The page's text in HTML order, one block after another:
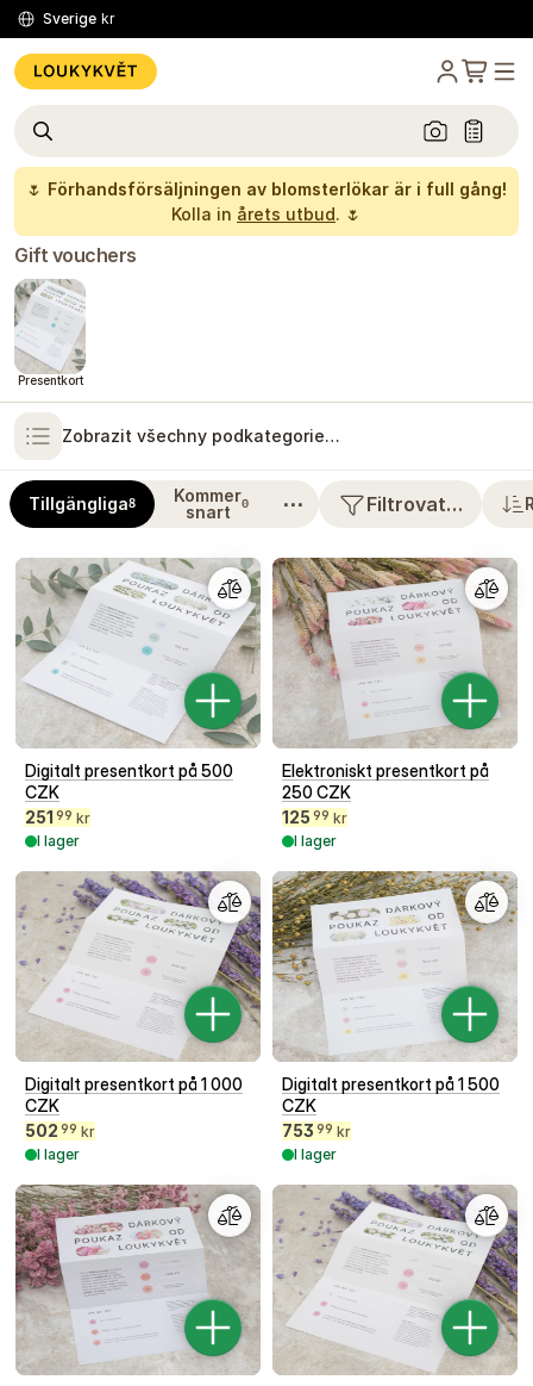
Sverige kr
🌷 Förhandsförsäljningen av blomsterlökar är i full gång!
Kolla in årets utbud. 🌷
Gift vouchers
Presentkort
Zobrazit všechny podkategorie…
Tillgängliga8
Kommer
snart
0 ⋯ Filtrovat…
Digitalt presentkort på 500
CZK
251 99 kr
I lager
Elektroniskt presentkort på
250 CZK
125 99 kr
I lager
Digitalt presentkort på 1 000
CZK
502 99 kr
I lager
Digitalt presentkort på 1 500
CZK
753 99 kr
I lager